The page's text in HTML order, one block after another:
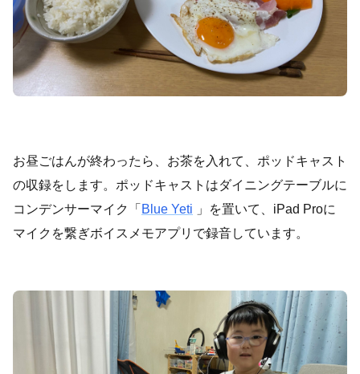
お昼ごはんが終わったら、お茶を入れて、ポッドキャスト
の収録をします。ポッドキャストはダイニングテーブルに
コンデンサーマイク「 Blue Yeti 」を置いて、iPad Proに
マイクを繋ぎボイスメモアプリで録音しています。